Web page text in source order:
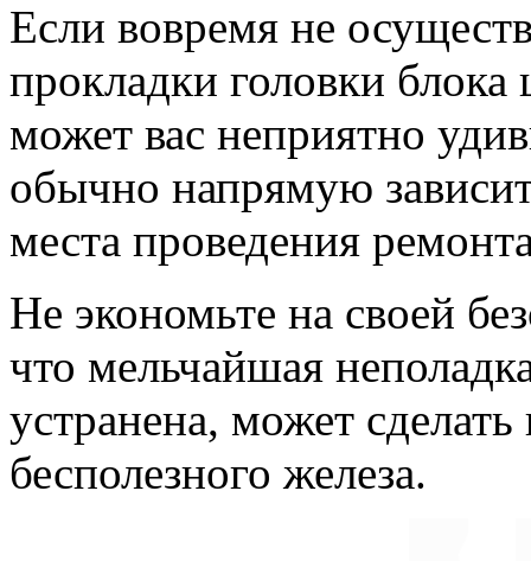
Если вовремя не
прокладки головки
может вас неприятно
обычно напрямую
места проведения
Не экономьте на своей
что мельчайшая
устранена, может
бесполезного железа.